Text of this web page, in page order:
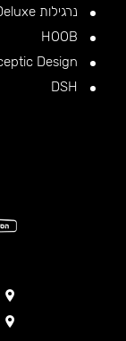
נרגילות Amy Deluxe